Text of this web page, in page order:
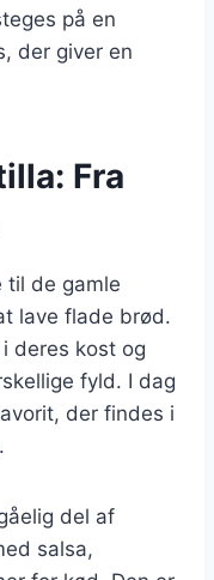
på en
der giver en
Fra
til de gamle
lave flade brød.
deres kost og
fyld. I dag
der findes i
del af
salsa,